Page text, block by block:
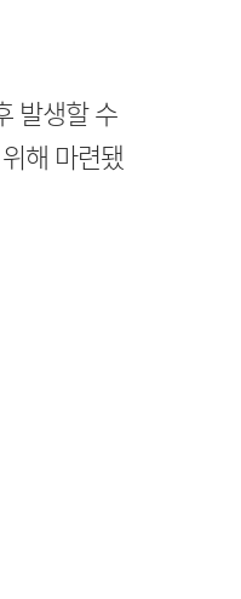
발생할 수
해 마련됐